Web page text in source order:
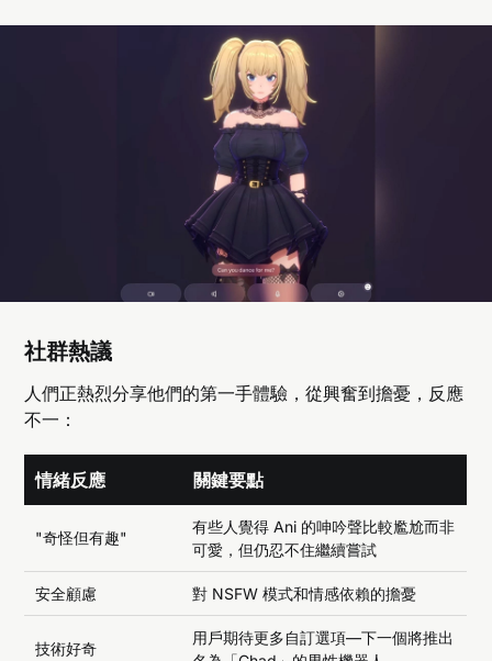
社群熱議
人們正熱烈分享他們的第一手體驗，從興奮到擔憂，反應
不一：
情緒反應 關鍵要點
"奇怪但有趣"
有些人覺得 Ani 的呻吟聲比較尷尬而非
可愛，但仍忍不住繼續嘗試
安全顧慮 對 NSFW 模式和情感依賴的擔憂
技術好奇
用戶期待更多自訂選項—下一個將推出